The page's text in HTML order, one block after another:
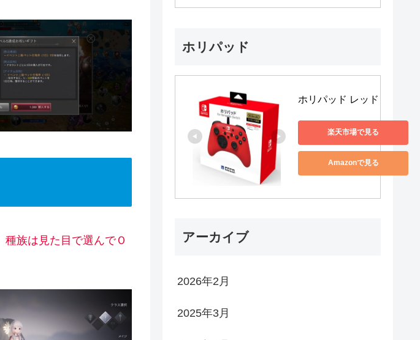
種族は見た目で選んでＯ
ホリパッド
ホリパッド レッド
楽天市場で見る
Amazonで見る
アーカイブ
2026年2月
2025年3月